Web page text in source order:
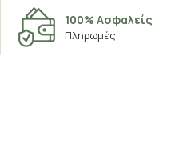
100% Ασφαλείς
Πληρωμές